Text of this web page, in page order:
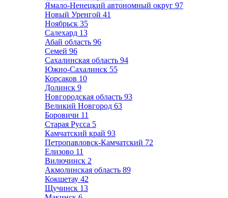
Ямало-Ненецкий автономный округ 97
Новый Уренгой 41
Ноябрьск 35
Салехард 13
Абай область 96
Семей 96
Сахалинская область 94
Южно-Сахалинск 55
Корсаков 10
Долинск 9
Новгородская область 93
Великий Новгород 63
Боровичи 11
Старая Русса 5
Камчатский край 93
Петропавловск-Камчатский 72
Елизово 11
Вилючинск 2
Акмолинская область 89
Кокшетау 42
Щучинск 13